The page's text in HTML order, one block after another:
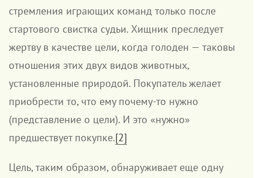
стремления играющих команд только после
стартового свистка судьи. Хищник преследует
жертву в качестве цели, когда голоден — таковы
отношения этих двух видов животных,
установленные природой. Покупатель желает
приобрести то, что ему почему-то нужно
(представление о цели). И это «нужно»
предшествует покупке.[2]
Цель, таким образом, обнаруживает еще одну